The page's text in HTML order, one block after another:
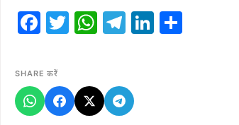
Facebook
Twitter
WhatsApp
Telegram
LinkedIn
SHARE करें